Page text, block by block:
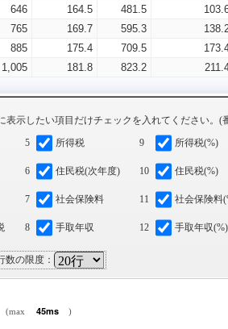
646 164.5 481.5
765 169.7 595.3
885 175.4 709.5
1,005 181.8 823.2
示したい項目だけチェックを入れてください。(
5 所得税 9 所得税(%)
6 住民税(次年度) 10 住民税(%)
7 社会保険料 11 社会保険料
8 手取年収 12 手取年収(%)
数の限度：
)